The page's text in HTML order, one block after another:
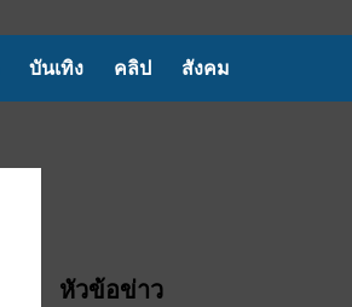
บันเทิง คลิป สังคม
หัวข้อข่าว